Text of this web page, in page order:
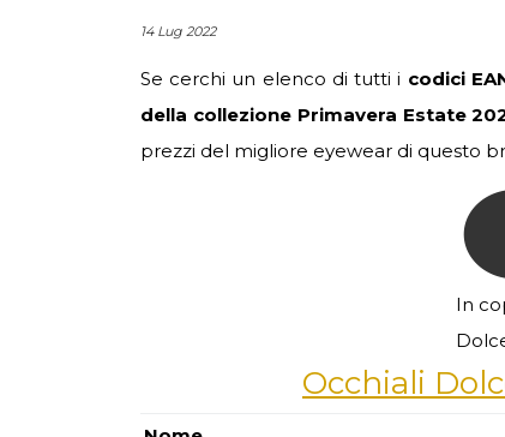
14 Lug 2022
Se cerchi un elenco di tutti i codici
della collezione Primavera Estate
prezzi del migliore eyewear di questo
In
Occhiali